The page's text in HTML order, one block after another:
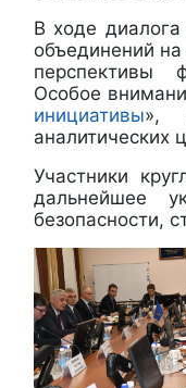
В ходе
объединений
перспективы
Особое
инициативы»,
аналитических
Участники
дальнейшее
безопасности,